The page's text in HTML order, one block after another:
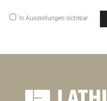
In Ausstellungen sichtbar